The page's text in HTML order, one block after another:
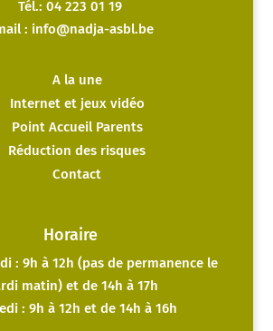
Tél.: 04 223 01 19
: info@nadja-asbl.be
A la une
Internet et jeux vidéo
Point Accueil Parents
Réduction des risques
Contact
Horaire
: 9h à 12h (pas de permanence le
matin) et de 14h à 17h
: 9h à 12h et de 14h à 16h